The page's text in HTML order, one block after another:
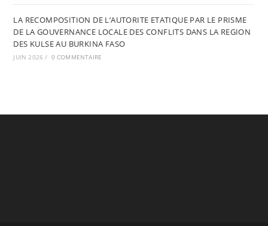
LA RECOMPOSITION DE L’AUTORITE ETATIQUE PAR LE PRISME
DE LA GOUVERNANCE LOCALE DES CONFLITS DANS LA REGION
DES KULSE AU BURKINA FASO
JUIN 2026 / 0 COMMENTAIRE